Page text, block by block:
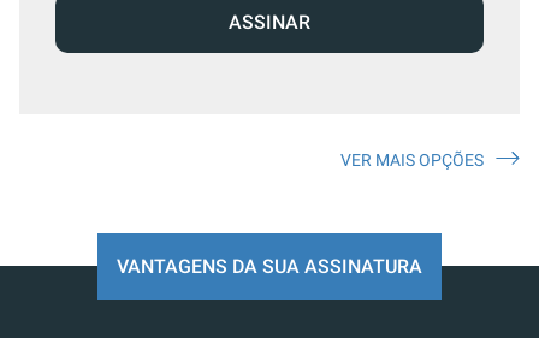
ASSINAR
VER MAIS OPÇÕES
VANTAGENS DA SUA ASSINATURA